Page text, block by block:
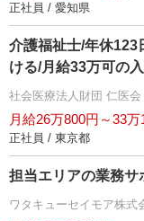
正社員 / 愛知県
介護福祉士/年休123
ける/月給33万可の
社会医療法人財団 仁医会
月給26万800円～33万
正社員 / 東京都
担当エリアの業務サ
ワタキューセイモア株式